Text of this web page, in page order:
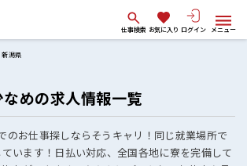
仕事検索 お気に入り ログイン メニュー
新潟県
めの求人情報一覧
のお仕事探しならそうキャリ！同じ就業場所で
います！日払い対応、全国各地に寮を完備して